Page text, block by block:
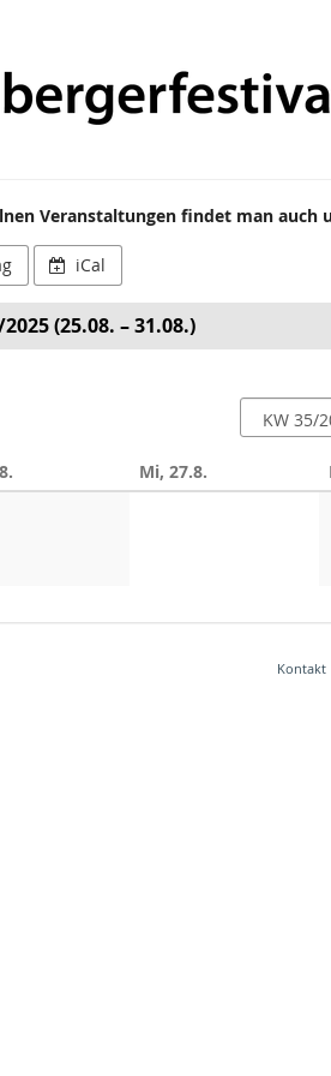
Veranstaltungen findet man auch
iCal
(25.08. – 31.08.)
auswählen
Mi, 27.8.
Kontakt